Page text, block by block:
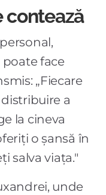
contează
face
„Fiecare
a
la cineva
o șansă în
salva viața."
unde